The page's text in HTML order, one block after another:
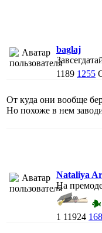
baglaj
1189 1255
От куда они вообще
Но похоже в нем
Nataliya
На
1 11924